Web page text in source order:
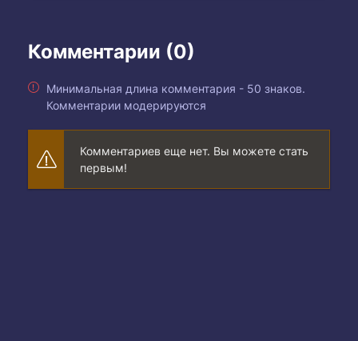
Комментарии (0)
Минимальная длина комментария - 50 знаков.
Комментарии модерируются
Комментариев еще нет. Вы можете стать
первым!